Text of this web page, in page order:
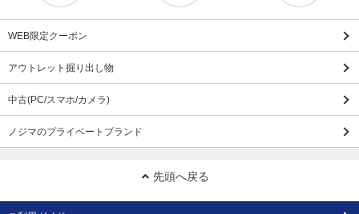
WEB限定クーポン
アウトレット掘り出し物
中古(PC/スマホ/カメラ)
ノジマのプライベートブランド
先頭へ戻る